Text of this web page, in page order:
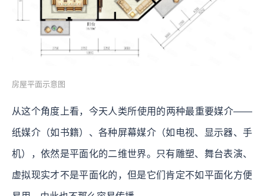
房屋平面示意图
从这个角度上看，今天人类所使用的两种最重要媒介——
纸媒介（如书籍）、各种屏幕媒介（如电视、显示器、手
机），依然是平面化的二维世界。只有雕塑、舞台表演、
虚拟现实才不是平面化的，但是它们肯定不如平面化方便